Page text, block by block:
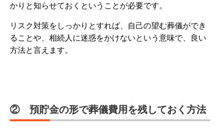
かりと知らせておくということが必要です。
リスク対策をしっかりとすれば、自己の望む葬儀ができ
ることや、相続人に迷惑をかけないという意味で、良い
方法と言えます。
② 預貯金の形で葬儀費用を残しておく方法